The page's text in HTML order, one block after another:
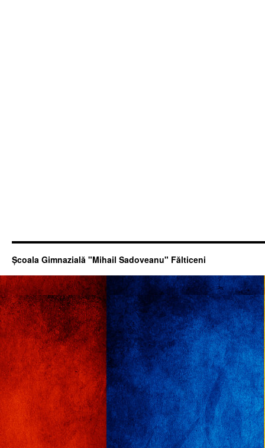
Şcoala Gimnazială "Mihail Sadoveanu" Fălticeni